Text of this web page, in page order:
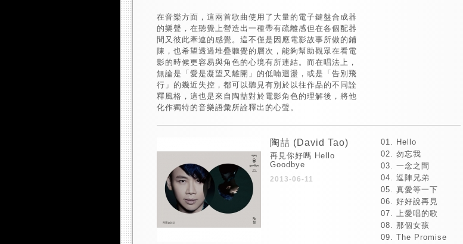
在音樂方面，這兩首歌曲使用了大量的電子鍵盤合成器
的樂聲，在聽覺上營造出一種帶有疏離感但在各個配器
間又彼此牽連的感覺。這不僅是因應電影故事所做的鋪
陳，也希望透過堆疊聽覺的層次，能夠幫助觀眾在看電
影的時候更容易與角色的心境有所連結。而在唱法上，
無論是「愛是凝望又離開」的低喃迴盪，或是「告別飛
行」的幾近失控，都可以聽見有別於以往作品的不同詮
釋風格，這也是來自陶喆對於電影角色的理解後，將他
化作獨特的音樂語彙所詮釋出的心聲。
陶喆 (David Tao)
再見你好嗎 Hello
Goodbye
2013-06-11
Hello
勿忘我
一念之間
逗陣兄弟
真愛等一下
好好說再見
上愛唱的歌
那個女孩
The Promise